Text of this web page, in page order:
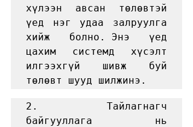
хүлээн авсан төлөвтэй
үед нэг удаа залруулга
хийж болно. Энэ үед
цахим системд хүсэлт
илгээхгүй шивж буй
төлөвт шууд шилжинэ.
2. Тайлагнагч
байгууллага нь